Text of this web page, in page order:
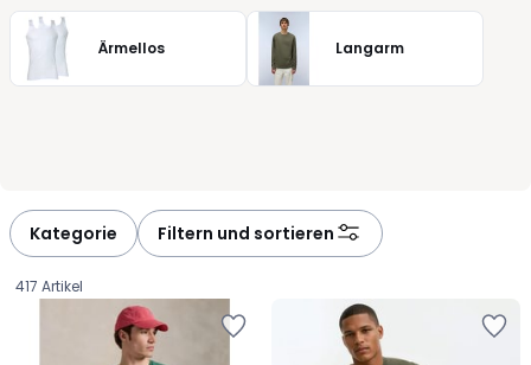
Ärmellos Langarm
Kategorie Filtern und sortieren
417 Artikel